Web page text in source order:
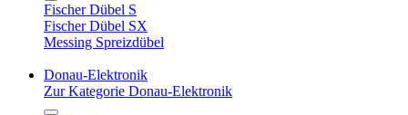
Fischer Dübel S
Fischer Dübel SX
Messing Spreizdübel
Donau-Elektronik
Zur Kategorie Donau-Elektronik